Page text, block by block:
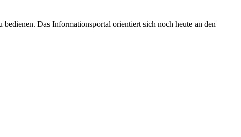
Das Informationsportal orientiert sich noch heute an den